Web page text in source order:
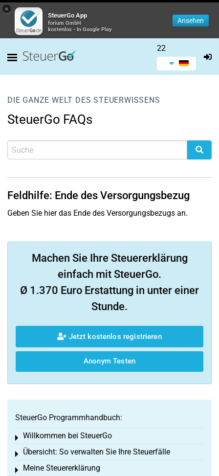
×
SteuerGo App
forium GmbH
kostenlos - In Google Play
Ansehen
22
DIE GANZE WELT DES STEUERWISSENS
SteuerGo FAQs
Feldhilfe: Ende des Versorgungsbezug
Geben Sie hier das Ende des Versorgungsbezugs an.
Machen Sie Ihre Steuererklärung
einfach mit SteuerGo.
Ø 1.370 Euro Erstattung in unter einer
Stunde.
Jetzt kostenlos registrieren
Anonym Testen
SteuerGo Programmhandbuch:
Willkommen bei SteuerGo
Toggle menu
Übersicht: So verwalten Sie Ihre Steuerfälle
Toggle menu
Meine Steuererklärung
Toggle menu